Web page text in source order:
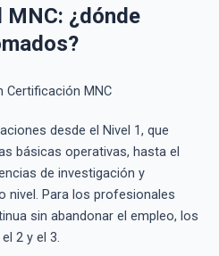
¿dónde
desde el Nivel 1, que
básicas operativas, hasta el
de investigación y
nivel. Para los profesionales
sin abandonar el empleo, los
2 y el 3.